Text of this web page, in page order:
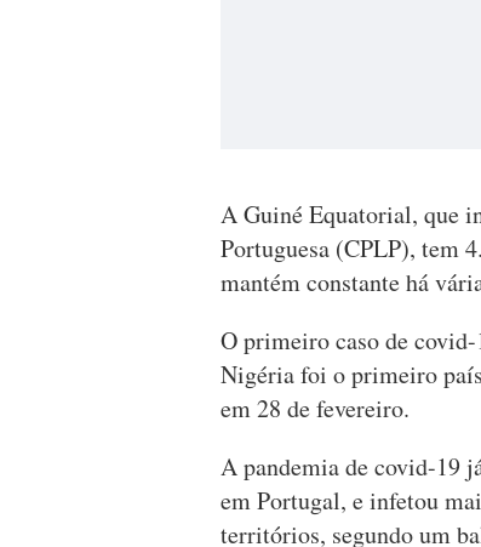
A Guiné Equatorial, que
Portuguesa (CPLP), tem
mantém constante há
O primeiro caso de
Nigéria foi o primeiro
em 28 de fevereiro.
A pandemia de covid-19
em Portugal, e infetou
territórios, segundo um